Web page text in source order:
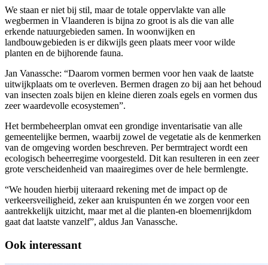
We staan er niet bij stil, maar de totale oppervlakte van alle
wegbermen in Vlaanderen is bijna zo groot is als die van alle
erkende natuurgebieden samen. In woonwijken en
landbouwgebieden is er dikwijls geen plaats meer voor wilde
planten en de bijhorende fauna.
Jan Vanassche: “Daarom vormen bermen voor hen vaak de laatste
uitwijkplaats om te overleven. Bermen dragen zo bij aan het behoud
van insecten zoals bijen en kleine dieren zoals egels en vormen dus
zeer waardevolle ecosystemen”.
Het bermbeheerplan omvat een grondige inventarisatie van alle
gemeentelijke bermen, waarbij zowel de vegetatie als de kenmerken
van de omgeving worden beschreven. Per bermtraject wordt een
ecologisch beheerregime voorgesteld. Dit kan resulteren in een zeer
grote verscheidenheid van maairegimes over de hele bermlengte.
“We houden hierbij uiteraard rekening met de impact op de
verkeersveiligheid, zeker aan kruispunten én we zorgen voor een
aantrekkelijk uitzicht, maar met al die planten-en bloemenrijkdom
gaat dat laatste vanzelf”, aldus Jan Vanassche.
Ook interessant